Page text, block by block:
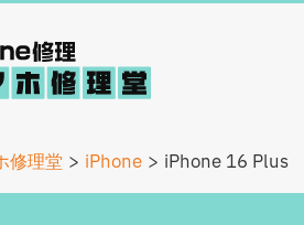
修理堂 iPhone iPhone 16 Plus